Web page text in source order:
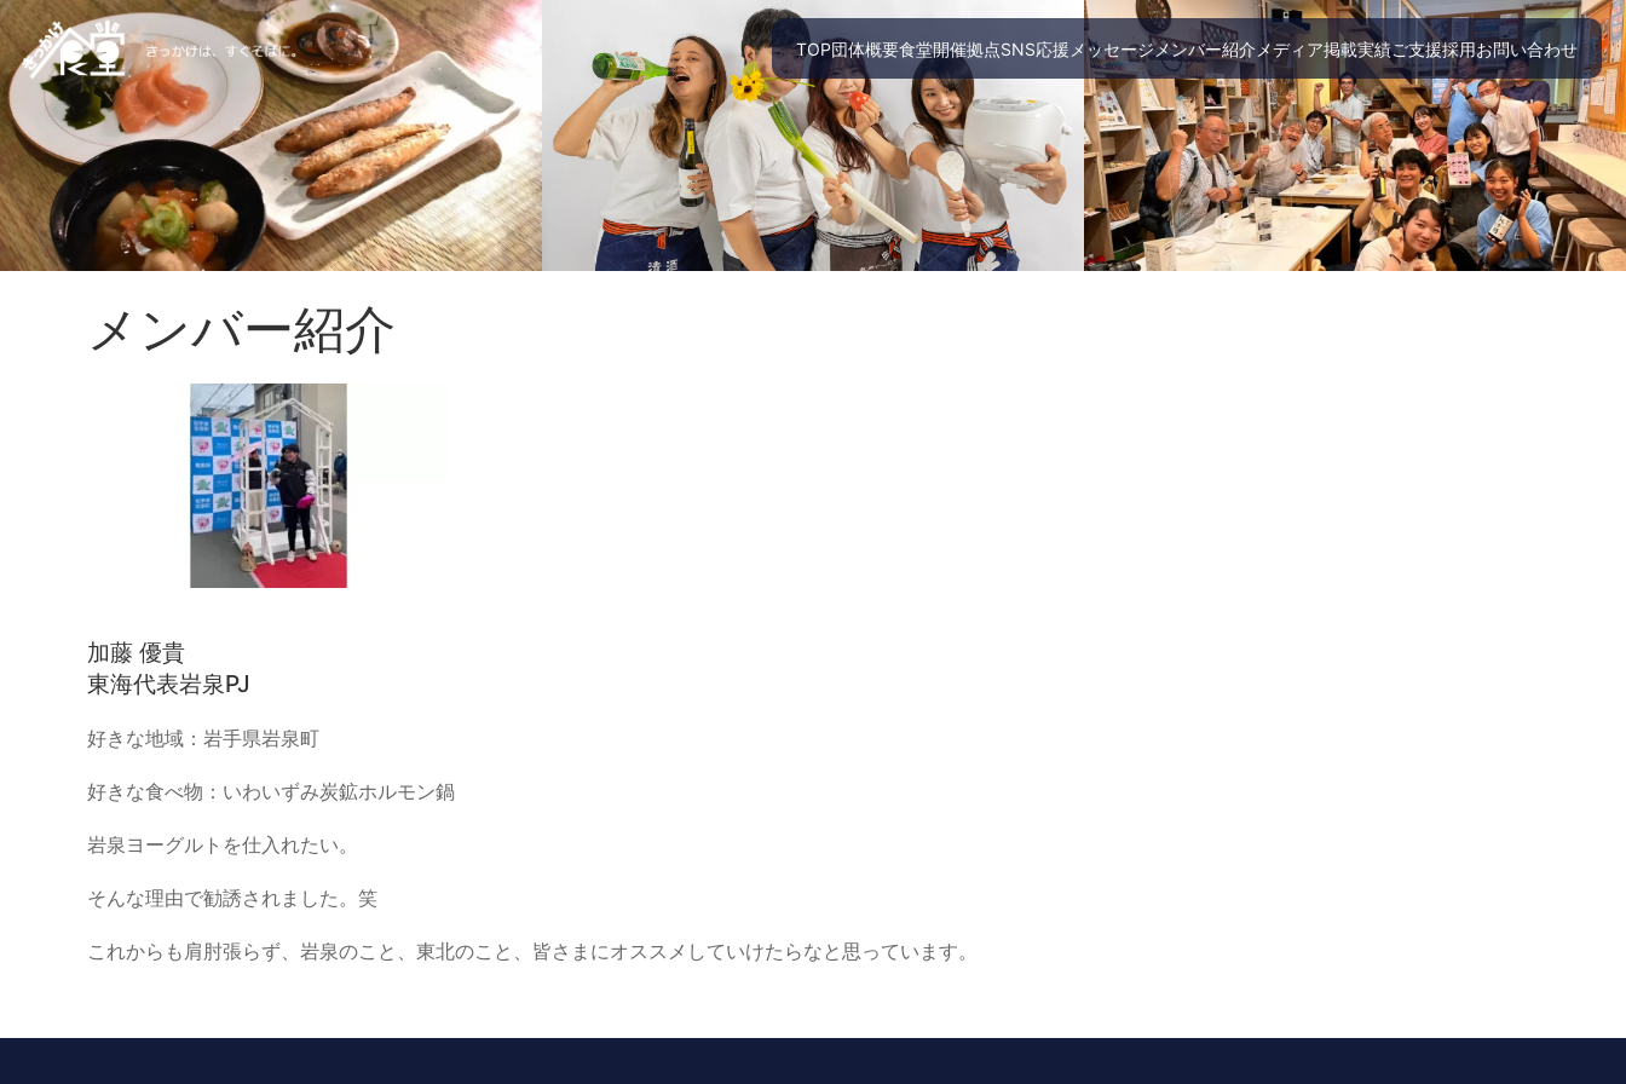
TOP団体概要食堂開催拠点SNS応援メッセージメンバー紹介 メディア掲載実績ご支援採用お問い合わせ
メンバー紹介
加藤 優貴
東海代表岩泉PJ
好きな地域： 岩手県岩泉町
好きな食べ物： いわいずみ炭鉱ホルモン鍋
岩泉ヨーグルトを仕入れたい。
そんな理由で勧誘されました。笑
これからも肩肘張らず、岩泉のこと、東北のこと、皆さまにオススメしていけたらなと思っています。